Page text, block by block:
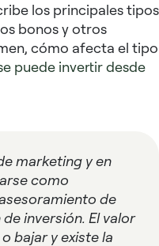
los principales tipos
bonos y otros
cómo afecta el tipo
puede invertir desde
marketing y en
como
de
inversión. El valor
bajar y existe la